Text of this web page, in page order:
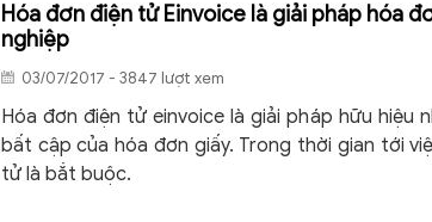
Hóa đơn điện tử Einvoice là giải pháp hóa
nghiệp
03/07/2017 - 3847 lượt xem
Hóa đơn điện tử einvoice là giải pháp hữu hiệu
bất cập của hóa đơn giấy. Trong thời gian tới
tử là bắt buộc.